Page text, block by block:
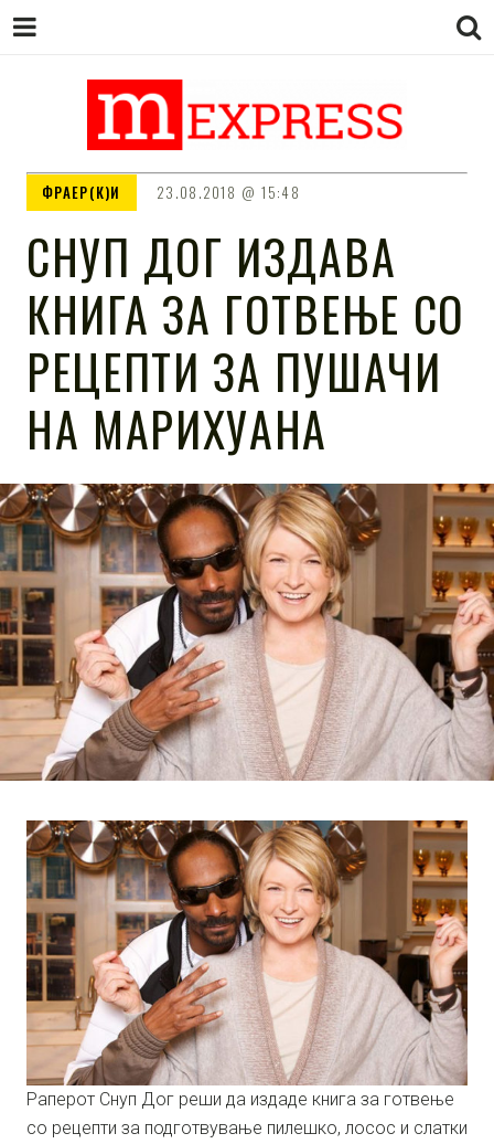
M EXPRESS
ФРАЕР(К)И 23.08.2018 15:48
СНУП ДОГ ИЗДАВА
КНИГА ЗА ГОТВЕЊЕ СО
РЕЦЕПТИ ЗА ПУШАЧИ
НА МАРИХУАНА
Раперот Снуп Дог реши да издаде книга за готвење
со рецепти за подготвување пилешко, лосос и слатки